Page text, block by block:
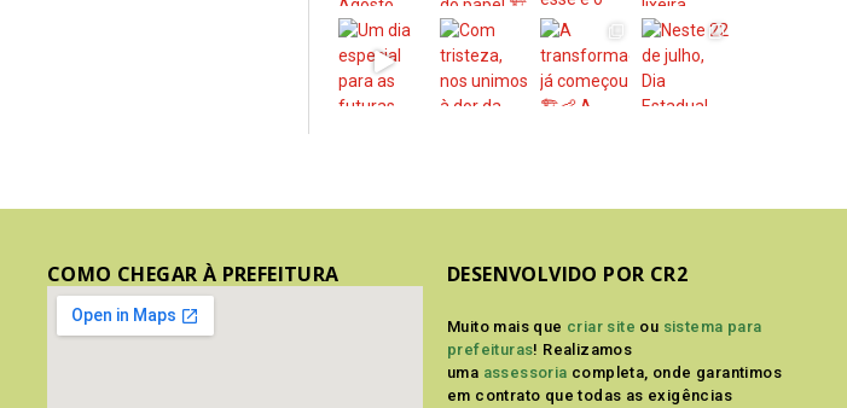
COMO CHEGAR À PREFEITURA DESENVOLVIDO POR CR2
Muito mais que criar site ou sistema para
prefeituras! Realizamos
uma assessoria completa, onde garantimos
em contrato que todas as exigências